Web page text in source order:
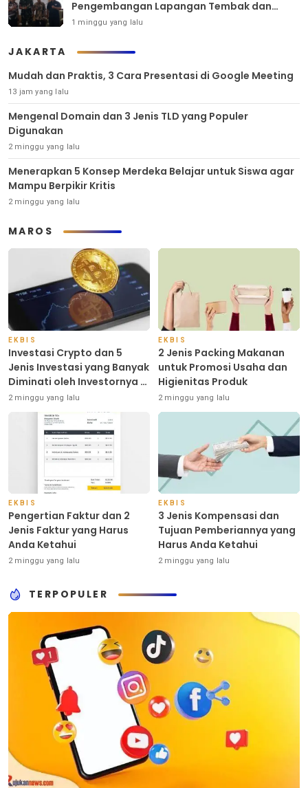
Pengembangan Lapangan Tembak dan
Pembinaan Atlet
1 minggu yang lalu
JAKARTA
Mudah dan Praktis, 3 Cara Presentasi di Google Meeting
13 jam yang lalu
Mengenal Domain dan 3 Jenis TLD yang Populer
Digunakan
2 minggu yang lalu
Menerapkan 5 Konsep Merdeka Belajar untuk Siswa agar
Mampu Berpikir Kritis
2 minggu yang lalu
MAROS
EKBIS
Investasi Crypto dan 5
Jenis Investasi yang Banyak
Diminati oleh Investornya di
Indonesia
2 minggu yang lalu
EKBIS
2 Jenis Packing Makanan
untuk Promosi Usaha dan
Higienitas Produk
2 minggu yang lalu
EKBIS
Pengertian Faktur dan 2
Jenis Faktur yang Harus
Anda Ketahui
2 minggu yang lalu
EKBIS
3 Jenis Kompensasi dan
Tujuan Pemberiannya yang
Harus Anda Ketahui
2 minggu yang lalu
TERPOPULER